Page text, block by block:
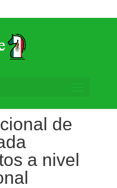
de
a nivel